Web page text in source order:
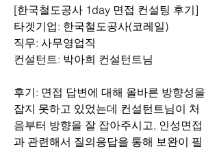
[한국철도공사 1day 면접 컨설팅 후기]
타겟기업: 한국철도공사(코레일)
직무: 사무영업직
컨설턴트: 박아희 컨설턴트님
후기: 면접 답변에 대해 올바른 방향성을
잡지 못하고 있었는데 컨설턴트님이 처
음부터 방향을 잘 잡아주시고, 인성면접
과 관련해서 질의응답을 통해 보완이 필